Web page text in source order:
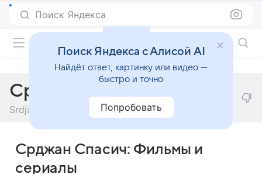
Поиск Яндекса
Срджан Спасич
Srdjan Spasic
Срджан Спасич: Фильмы и
сериалы
Поиск Яндекса с Алисой AI
Найдёт ответ, картинку или видео —
быстро и точно
Попробовать